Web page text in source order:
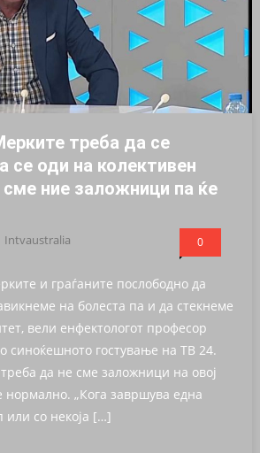
треба да се
се оди на колективен
ние заложници па ќе
Intvaustralia 0
и граѓаните послободно да
на болеста па и да стекнеме
вели енфектологот професор
синоќешното гостување на ТВ 24.
да не сме заложници на овој
нормално. „Кога завршува една
или со некоја […]